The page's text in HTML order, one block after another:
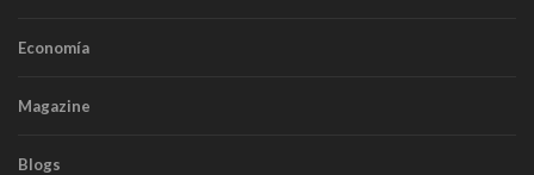
Economía
Magazine
Blogs